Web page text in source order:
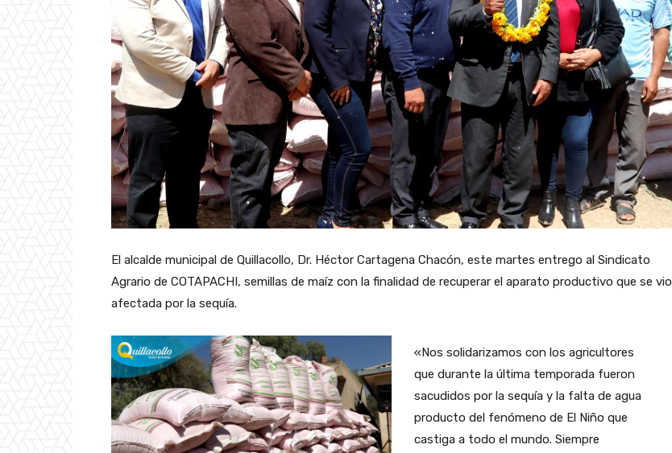
El alcalde municipal de Quillacollo, Dr. Héctor Cartagena Chacón, este martes entrego al Sindicato
Agrario de COTAPACHI, semillas de maíz con la finalidad de recuperar el aparato productivo que se vio
afectada por la sequía.
«Nos solidarizamos con los agricultores
que durante la última temporada fueron
sacudidos por la sequía y la falta de agua
producto del fenómeno de El Niño que
castiga a todo el mundo. Siempre